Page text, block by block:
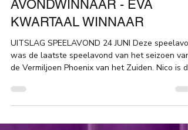
SPEELAVOND 24 JUNI - NICO
AVONDWINNAAR - EVA
KWARTAAL WINNAAR
UITSLAG SPEELAVOND 24 JUNI Deze
was de laatste speelavond van het seizoen van
Aan de andere drie tafels, wonnen Joyce G, Kim